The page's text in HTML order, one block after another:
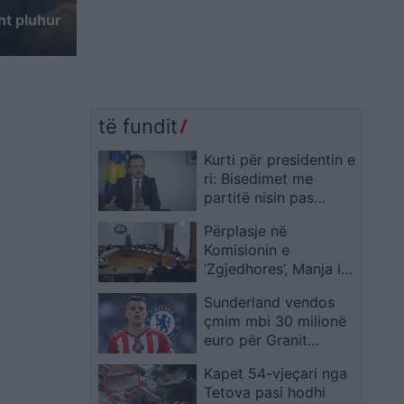
pluhur
të fundit
Kurti për presidentin e
ri: Bisedimet me
partitë nisin pas
rezultateve
Përplasje në
Komisionin e
‘Zgjedhores’, Manja i
tone të ashpra: Mbylle
gojën o legen, të kam
dëgjuar fort
Sunderland vendos
çmim mbi 30 milionë
euro për Granit
britanike tregon
arsyen e bllokimit të
Kapet 54-vjeçari nga
Tetova pasi hodhi